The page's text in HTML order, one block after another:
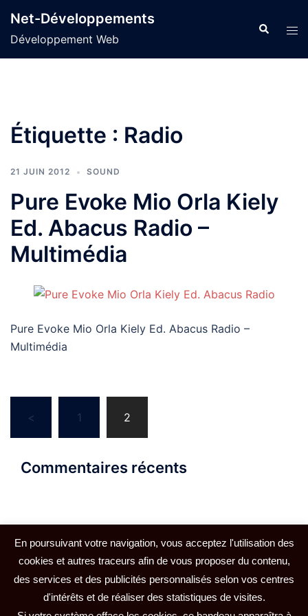
au
contenu
Net-Développements
Développement Web
Étiquette : Radio
21 JUIN 2012 SOUND
Pure Evoke Mio Orla Kiely
Ed. Abacus Radio –
Multimédia
Pure Evoke Mio Orla Kiely Ed. Abacus Radio –
Multimédia
des
articles
< 1 2
Commentaires récents
En poursuivant votre navigation, vous acceptez l'utilisation des
cookies et autres traceurs afin de vous proposer du contenu,
des services et des publicités personnalisés selon vos centres
d'intérêts et de réaliser des statistiques de visites.